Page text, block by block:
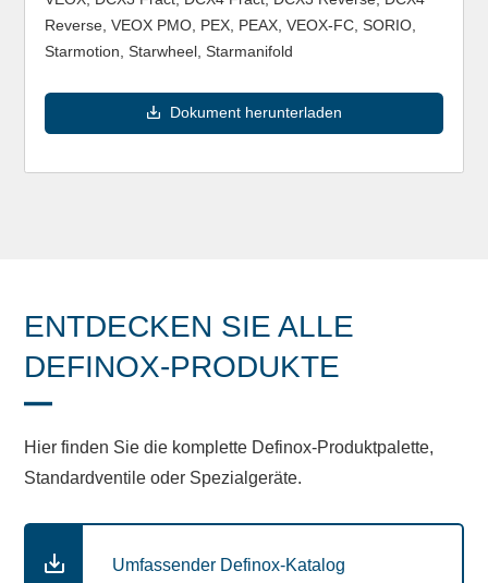
Reverse, VEOX PMO, PEX, PEAX, VEOX-FC, SORIO,
Starmotion, Starwheel, Starmanifold
Dokument herunterladen
ENTDECKEN SIE ALLE
DEFINOX-PRODUKTE
Hier finden Sie die komplette Definox-Produktpalette,
Standardventile oder Spezialgeräte.
Umfassender Definox-Katalog